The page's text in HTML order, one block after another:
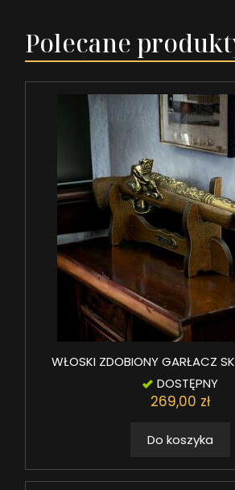
Polecane
WŁOSKI ZDOBIONY GARŁACZ
DOSTĘPNY
269,00 zł
Do koszyka